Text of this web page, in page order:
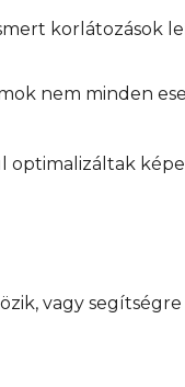
korlátozások
nem minden
vagy segítségre